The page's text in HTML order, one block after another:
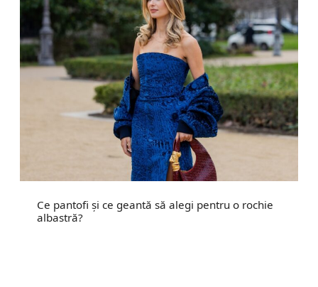
Ce pantofi și ce geantă să alegi pentru o rochie
albastră?